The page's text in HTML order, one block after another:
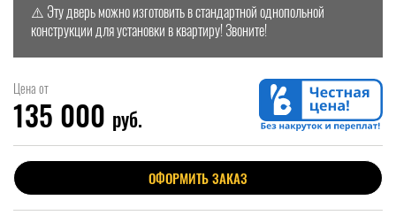
⚠️ Эту дверь можно изготовить в стандартной однопольной
конструкции для установки в квартиру! Звоните!
Цена от
135 000 руб.
ОФОРМИТЬ ЗАКАЗ